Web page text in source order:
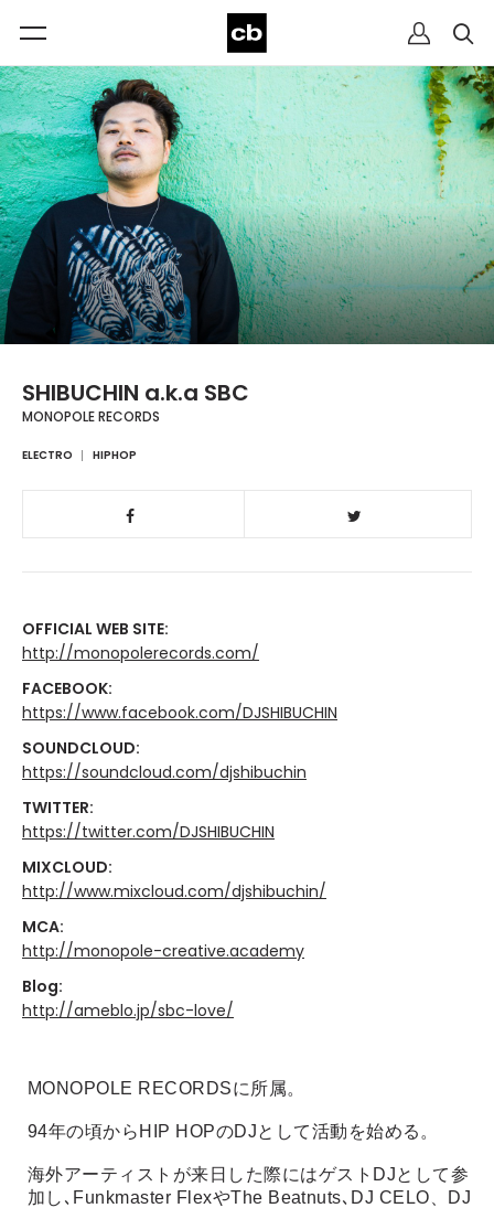
SHIBUCHIN a.k.a SBC
MONOPOLE RECORDS
ELECTRO HIPHOP
OFFICIAL WEB SITE:
http://monopolerecords.com/
FACEBOOK:
https://www.facebook.com/DJSHIBUCHIN
SOUNDCLOUD:
https://soundcloud.com/djshibuchin
TWITTER:
https://twitter.com/DJSHIBUCHIN
MIXCLOUD:
http://www.mixcloud.com/djshibuchin/
MCA:
http://monopole-creative.academy
Blog:
http://ameblo.jp/sbc-love/
MONOPOLE RECORDSに所属。
94年の頃からHIP HOPのDJとして活動を始める。
海外アーティストが来日した際にはゲストDJとして参
加し､Funkmaster FlexやThe Beatnuts､DJ CELO、DJ